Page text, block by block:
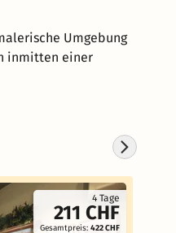
Umgebung
inmitten einer
4 Tage
211 CHF
Gesamtpreis: 422 CHF